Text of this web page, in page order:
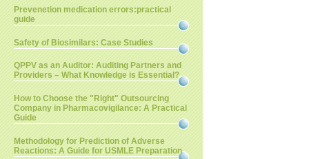
Prevenetion medication errors:practical
guide
Safety of Biosimilars: Case Studies
QPPV as an Auditor: Auditing Partners and
Providers – What Knowledge is Essential?
How to Choose the "Right" Outsourcing
Company in Pharmacovigilance: A Practical
Guide
Methodology for Prediction of Adverse
Reactions: A Guide for USMLE Preparation